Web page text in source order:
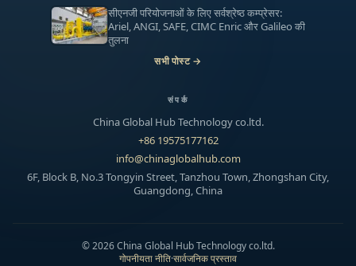
सीएनजी परियोजनाओं के लिए सर्वश्रेष्ठ कम्प्रेसर:
Ariel, ANGI, SAFE, CIMC Enric और Galileo की
तुलना
सभी पोस्ट →
संपर्क
China Global Hub Technology co.ltd.
+86 19575177162
info@chinaglobalhub.com
6F, Block B, No.3 Tongyin Street, Tanzhou Town, Zhongshan City,
Guangdong, China
©2026 China Global Hub Technology co.ltd.
गोपनीयता नीति·सार्वजनिक प्रस्ताव